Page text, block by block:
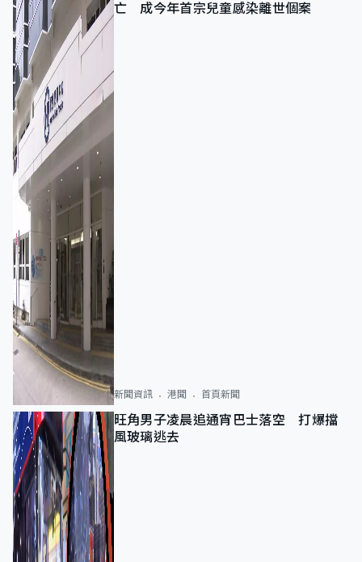
亡 成今年首宗兒童感染離世個案
新聞資訊 港聞 首頁新聞
旺角男子凌晨追通宵巴士落空 打爆擋
風玻璃逃去